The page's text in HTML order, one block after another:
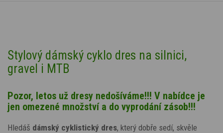
Stylový dámský cyklo dres na silnici,
gravel i MTB
Pozor, letos už dresy nedošíváme!!! V nabídce je
jen omezené množství a do vyprodání zásob!!!
Hledáš dámský cyklistický dres, který dobře sedí, skvěle